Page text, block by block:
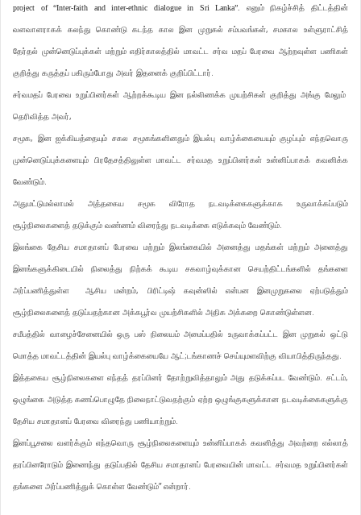
project of “Inter-faith and inter-ethnic dialogue in Sri Lanka”.
எனும் நிகழ்ச்சித் திட்டத்தின்
வளவாளராகக் கலந்து கொண்டு கடந்த கால இன முறுகல் சம்பவங்கள், சமகால உள்ளுராட்சித்
தேர்தல் முன்னெடுப்புக்கள் மற்றும் எதிர்காலத்தில் மாவட்ட சர்வ மதப் பேரவை ஆற்றவுள்ள பணிகள்
குறித்து கருத்தப் பகிரும்போது அவர் இதனைக் குறிப்பிட்டார்.
சர்வமதப் பேரவை உறுப்பினர்கள் ஆற்றக்கூடிய இன நல்லிணக்க முயற்சிகள் குறித்து அங்கு மேலும்
தெரிவித்த அவர்,
சமூக, இன ஐக்கியத்தையும் சகல சமூகங்களினதும் இயல்பு வாழ்க்கையையும் குழப்பும் எந்தவொரு
முன்னெடுப்புக்களையும் பிரதேசத்திலுள்ள மாவட்ட சர்வமத உறுப்பினர்கள் உன்னிப்பாகக் கவனிக்க
வேண்டும்.
அதுமட்டுமல்லாமல் அத்தகைய சமூக விரோத நடவடிக்கைகளுக்காக உருவாக்கப்படும்
சூழ்நிலைகளைத் தடுக்கும் வண்ணம் விரைந்து நடவடிக்கை எடுக்கவும் வேண்டும்.
இலங்கை தேசிய சமாதானப் பேரவை மற்றும் இலங்கையில் அனைத்து மதங்கள் மற்றும் அனைத்து
இனங்களுக்கிடையில் நிலைத்து நிற்கக் கூடிய சகவாழ்வுக்கான செயற்திட்டங்களில் தங்களை
அர்ப்பணித்துள்ள ஆசிய மன்றம், பிரிட்டிஷ் கவுன்ஸில் என்பன இனமுறுகலை ஏற்படுத்தும்
சூழ்நிலைகளைத் தடுப்பதற்கான அக்கபூர்வ முயற்சிகளில் அதிக அக்கறை கொண்டுள்ளன.
சமீபத்தில் வாழைச்சேனையில் ஒரு பஸ் நிலையம் அமைப்பதில் உருவாக்கப்பட்ட இன முறுகல் ஒட்டு
மொத்த மாவட்டத்தின் இயல்பு வாழ்க்கையையே ஆட்;டங்காணச் செய்யுமளவிற்கு வியாபித்திருந்தது.
இத்தகைய சூழ்நிலைகளை எந்தத் தரப்பினர் தோற்றுவித்தாலும் அது தடுக்கப்பட வேண்டும். சட்டம்,
ஒழுங்கை அடுத்த கணப்பொழுதே நிலைநாட்டுவதற்கும் ஏற்ற ஒழுங்குகளுக்கான நடவடிக்கைகளுக்கு
தேசிய சமாதானப் பேரவை விரைந்து பணியாற்றும்.
இனப்பூசலை வளர்க்கும் எந்தவொரு சூழ்நிலைகளையும் உன்னிப்பாகக் கவனித்து அவற்றை எல்லாத்
தரப்பினரோடும் இணைந்து தடுப்பதில் தேசிய சமாதானப் பேரவையின் மாவட்ட சர்வமத உறுப்பினர்கள்
தங்களை அர்ப்பணித்துக் கொள்ள வேண்டும்” என்றார்.